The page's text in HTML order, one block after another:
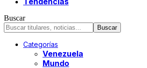
Buscar
Categorías
Venezuela
Mundo